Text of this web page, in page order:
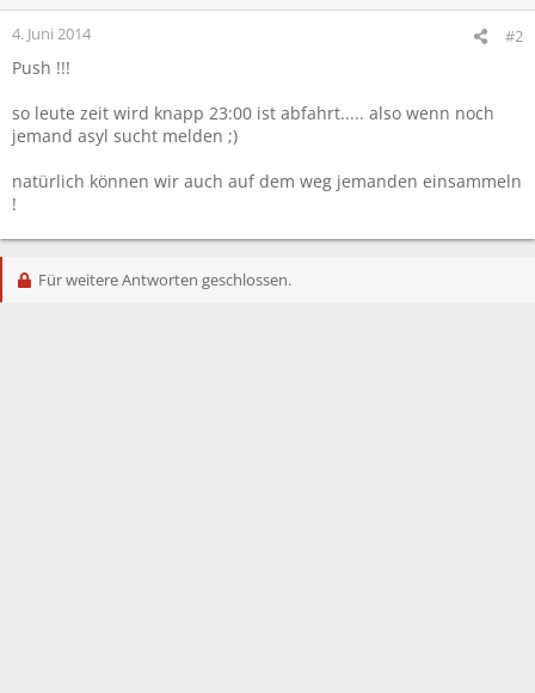
4. Juni 2014 #2
Push !!!
so leute zeit wird knapp 23:00 ist abfahrt..... also wenn noch
jemand asyl sucht melden ;)
natürlich können wir auch auf dem weg jemanden einsammeln
!
Für weitere Antworten geschlossen.